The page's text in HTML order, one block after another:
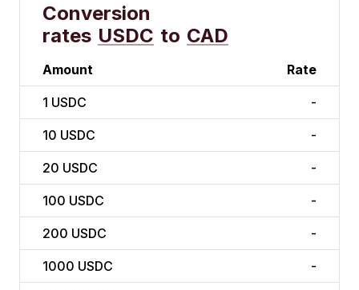
Conversion
rates USDC to CAD
Amount Rate
1 USDC -
10 USDC -
20 USDC -
100 USDC -
200 USDC -
1000 USDC -